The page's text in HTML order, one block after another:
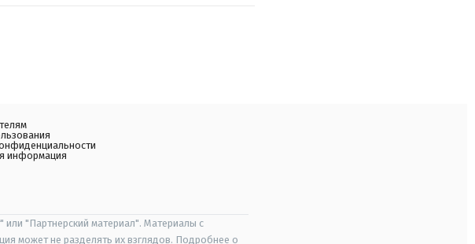
информация
"Партнерский материал". Материалы с
может не разделять их взглядов. Подробнее о